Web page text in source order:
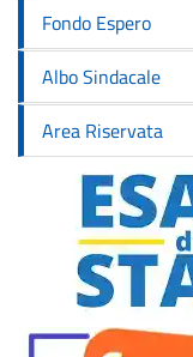
Fondo Espero
Albo Sindacale
Area Riservata